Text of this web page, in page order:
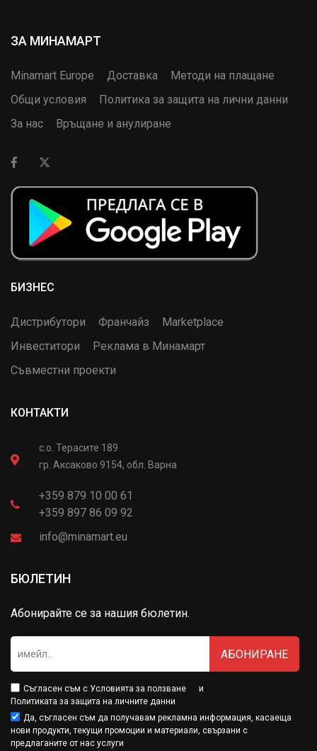
ЗА МИНАМАРТ
Minamart Europe Доставка
Методи на плащане
Общи условия
Политика за защита на лични данни
За нас
Връщане и анулиране
БИЗНЕС
Дистрибутори Франчайз
Marketplace
Инвеститори
Реклама в Минамарт
Съвместни проекти
КОНТАКТИ
с.о. Терасите 189
гр. Аксаково 9154, обл. Варна
+359 879 10 00 61
+359 897 86 09 92
info@minamart.eu
БЮЛЕТИН
Абонирайте се за нашия бюлетин.
АБОНИРАНЕ
Съгласен съм с Условията за ползване
и
Политиката за защита на личните данни
Да, съгласен съм да получавам рекламна информация, касаеща
нови продукти, текущи промоции и материали, свързани с
предлаганите от нас услуги